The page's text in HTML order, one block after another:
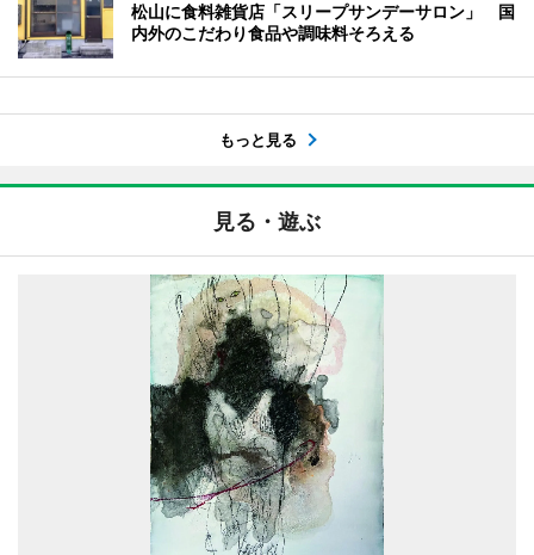
松山に食料雑貨店「スリープサンデーサロン」 国
内外のこだわり食品や調味料そろえる
もっと見る
見る・遊ぶ